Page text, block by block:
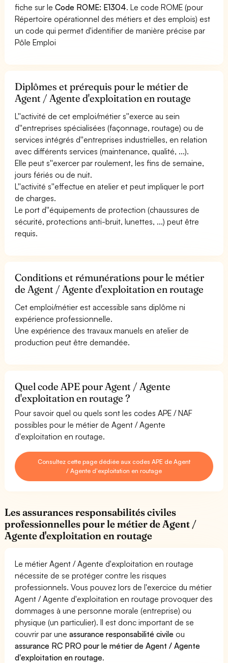
fiche sur leCode ROME: E1304. Le code ROME (pour
Répertoire opérationnel des métiers et des emplois) est
un code qui permet d'identifier de manière précise par
Pôle Emploi
Diplômes et prérequis pour le métier de
Agent / Agente d'exploitation en routage
L''activité de cet emploi/métier s''exerce au sein
d''entreprises spécialisées (façonnage, routage) ou de
services intégrés d''entreprises industrielles, en relation
avec différents services (maintenance, qualité, ...).
Elle peut s''exercer par roulement, les fins de semaine,
jours fériés ou de nuit.
L''activité s''effectue en atelier et peut impliquer le port
de charges.
Le port d''équipements de protection (chaussures de
sécurité, protections anti-bruit, lunettes, ...) peut être
requis.
Conditions et rémunérations pour le métier
de Agent / Agente d'exploitation en routage
Cet emploi/métier est accessible sans diplôme ni
expérience professionnelle.
Une expérience des travaux manuels en atelier de
production peut être demandée.
Quel code APE pour Agent / Agente
d'exploitation en routage ?
Pour savoir quel ou quels sont les codes APE / NAF
possibles pour le métier de Agent / Agente
d'exploitation en routage.
Consultez cette page dédiée aux codes APE de Agent
/ Agente d'exploitation en routage
Les assurances responsabilités civiles
professionnelles pour le métier de Agent /
Agente d'exploitation en routage
Le métier Agent / Agente d'exploitation en routage
nécessite de se protéger contre les risques
professionnels. Vous pouvez lors de l'exercice du métier
Agent / Agente d'exploitation en routage provoquer des
dommages à une personne morale (entreprise) ou
physique (un particulier). Il est donc important de se
couvrir par uneassurance responsabilité civile ou
assurance RC PRO pour le métier de Agent / Agente
d'exploitation en routage.